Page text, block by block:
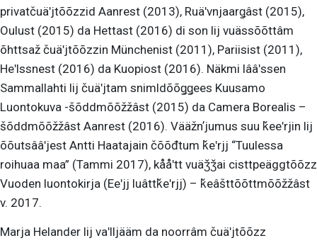
privatčuäʹjtõõzzid Aanrest (2013), Ruäʹvnjaarǥâst (2015),
Oulust (2015) da Hettast (2016) di son lij vuässõõttâm
õhttsaž čuäʹjtõõzzin Münchenist (2011), Pariisist (2011),
Heʹlssnest (2016) da Kuopiost (2016). Näkmi lââʹssen
Sammallahti lij čuäʹjtam snimldõõǥǥees Kuusamo
Luontokuva -šõddmõõžžâst (2015) da Camera Borealis –
šõddmõõžžâst Aanrest (2016). Vääžnʼjumus suu ǩeeʹrjin lij
õõutsââʹjest Antti Haatajain čõõđtum ǩeʹrjj “Tuulessa
roihuaa maa” (Tammi 2017), kååʹtt vuäǯǯai cisttpeäggtõõzz
Vuoden luontokirja (Eeʹjj luâttǩeʹrjj) – ǩeâšttõõttmõõžžâst
v. 2017.
Marja Helander lij vaʹlljääm da noorrâm čuäʹjtõõzz